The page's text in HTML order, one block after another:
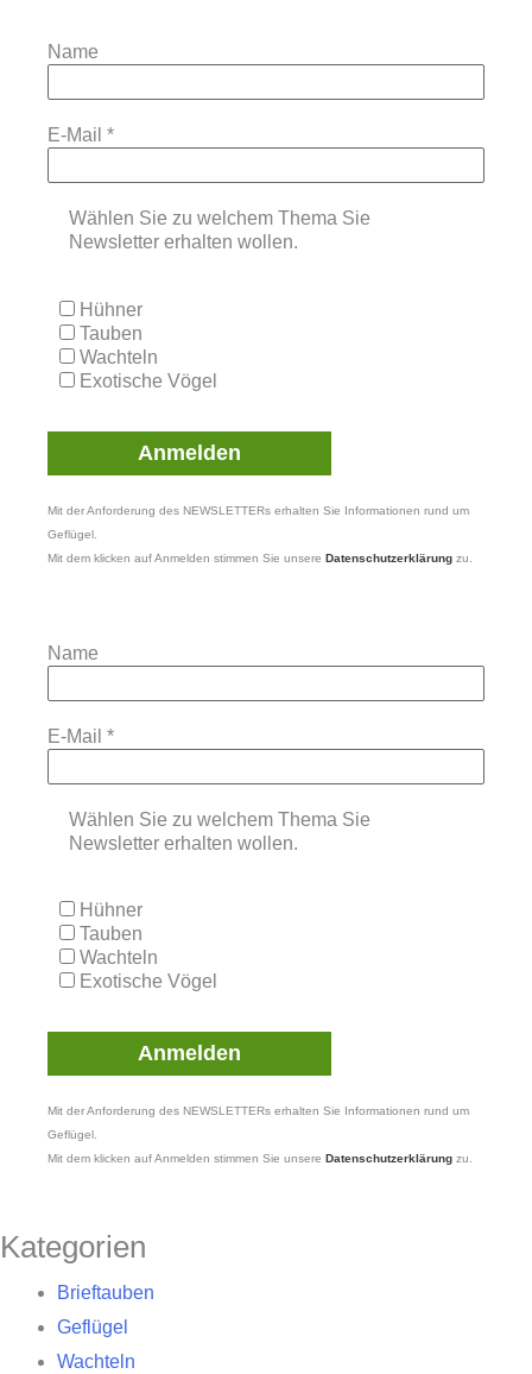
Name
E-Mail *
Wählen Sie zu welchem Thema Sie
Newsletter erhalten wollen.
Hühner
Tauben
Wachteln
Exotische Vögel
Mit der Anforderung des NEWSLETTERs erhalten Sie Informationen rund um
Geflügel.
Mit dem klicken auf Anmelden stimmen Sie unsere Datenschutzerklärung zu.
Name
E-Mail *
Wählen Sie zu welchem Thema Sie
Newsletter erhalten wollen.
Hühner
Tauben
Wachteln
Exotische Vögel
Mit der Anforderung des NEWSLETTERs erhalten Sie Informationen rund um
Geflügel.
Mit dem klicken auf Anmelden stimmen Sie unsere Datenschutzerklärung zu.
Kategorien
Brieftauben
Geflügel
Wachteln